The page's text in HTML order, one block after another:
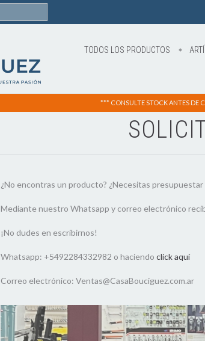
TODOS LOS PRODUCTOS
*** CONSULTE STOCK ANTES DE
¿No encontras un producto? ¿Necesitas presupuestar
Mediante nuestro Whatsapp y correo electrónico
¡No dudes en escribirnos!
Whatsapp: +5492284332982 o haciendo click aquí
Correo electrónico: Ventas@CasaBouciguez.com.ar